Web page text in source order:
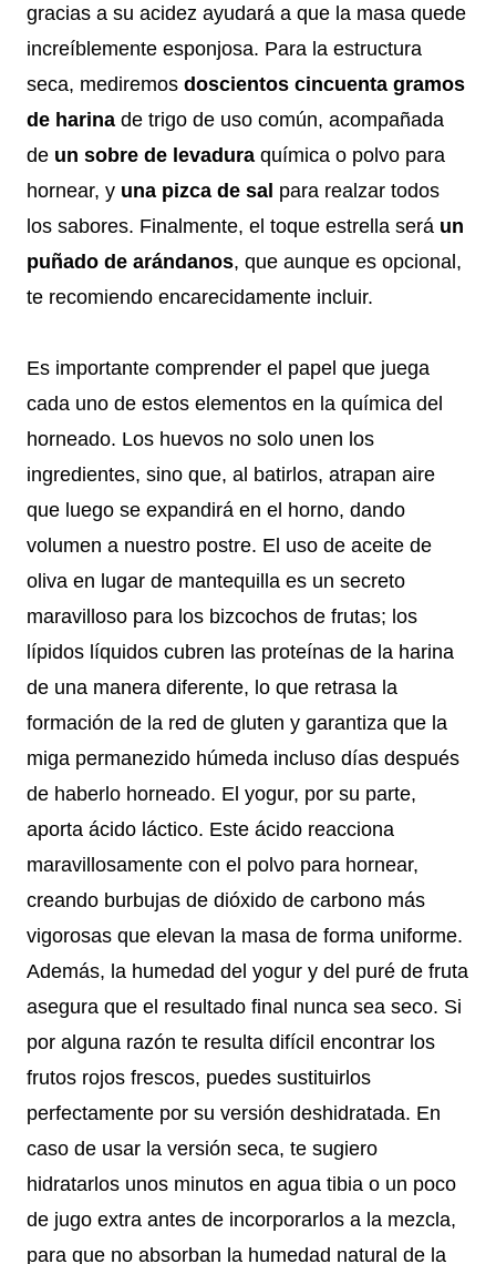
gracias a su acidez ayudará a que la masa quede
increíblemente esponjosa. Para la estructura
seca, mediremos doscientos cincuenta gramos
de harina de trigo de uso común, acompañada
de un sobre de levadura química o polvo para
hornear, y una pizca de sal para realzar todos
los sabores. Finalmente, el toque estrella será un
puñado de arándanos, que aunque es opcional,
te recomiendo encarecidamente incluir.
Es importante comprender el papel que juega
cada uno de estos elementos en la química del
horneado. Los huevos no solo unen los
ingredientes, sino que, al batirlos, atrapan aire
que luego se expandirá en el horno, dando
volumen a nuestro postre. El uso de aceite de
oliva en lugar de mantequilla es un secreto
maravilloso para los bizcochos de frutas; los
lípidos líquidos cubren las proteínas de la harina
de una manera diferente, lo que retrasa la
formación de la red de gluten y garantiza que la
miga permanezido húmeda incluso días después
de haberlo horneado. El yogur, por su parte,
aporta ácido láctico. Este ácido reacciona
maravillosamente con el polvo para hornear,
creando burbujas de dióxido de carbono más
vigorosas que elevan la masa de forma uniforme.
Además, la humedad del yogur y del puré de fruta
asegura que el resultado final nunca sea seco. Si
por alguna razón te resulta difícil encontrar los
frutos rojos frescos, puedes sustituirlos
perfectamente por su versión deshidratada. En
caso de usar la versión seca, te sugiero
hidratarlos unos minutos en agua tibia o un poco
de jugo extra antes de incorporarlos a la mezcla,
para que no absorban la humedad natural de la